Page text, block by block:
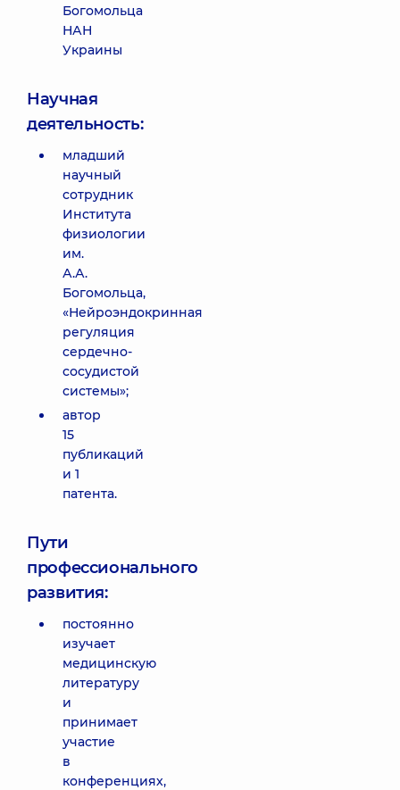
Богомольца
НАН
Украины
Научная
деятельность:
младший
научный
сотрудник
Института
физиологии
им.
А.А.
Богомольца,
«Нейроэндокринная
регуляция
сердечно-
сосудистой
системы»;
автор
15
публикаций
и 1
патента.
Пути
профессионального
развития:
постоянно
изучает
медицинскую
литературу
и
принимает
участие
в
конференциях,